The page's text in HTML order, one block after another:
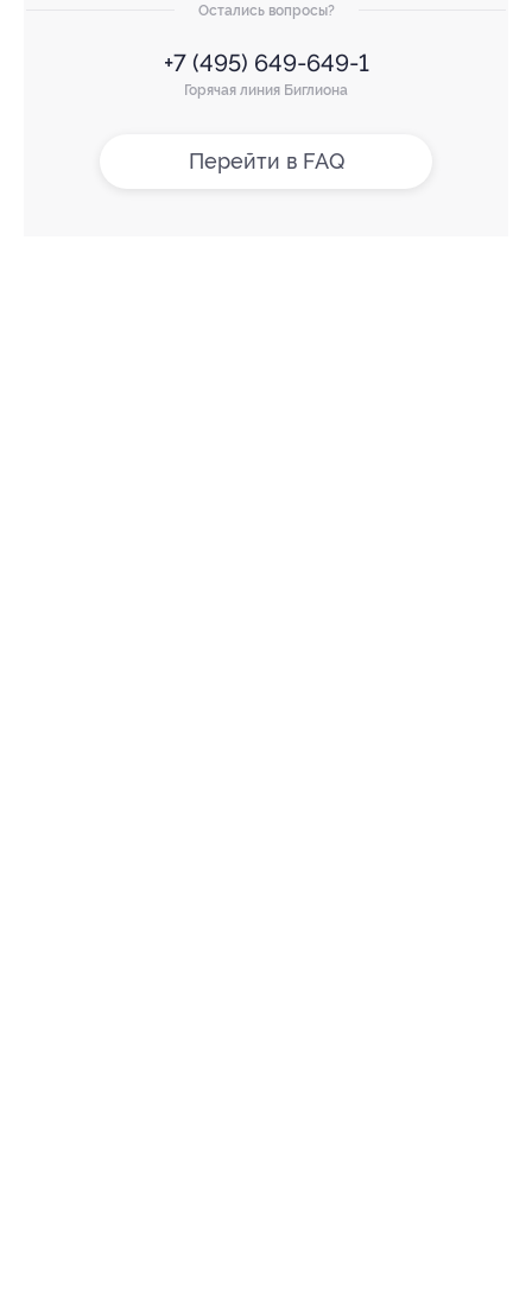
Остались вопросы?
+7 (495) 649-649-1
Горячая линия Биглиона
Перейти в FAQ